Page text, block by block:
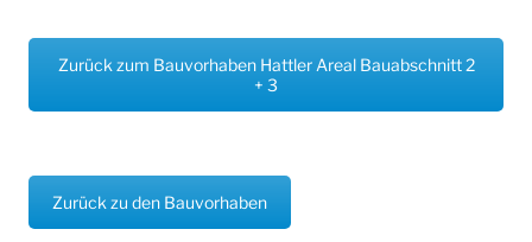
Zurück zum Bauvorhaben Hattler Areal Bauabschnitt 2
+ 3
Zurück zu den Bauvorhaben